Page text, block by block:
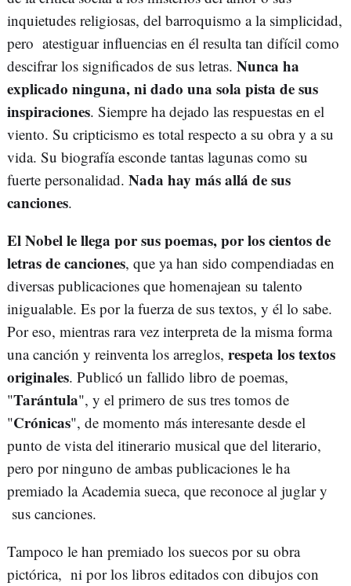
inquietudes religiosas, del barroquismo a la simplicidad,
pero atestiguar influencias en él resulta tan difícil como
descifrar los significados de sus letras. Nunca ha
explicado ninguna, ni dado una sola pista de sus
inspiraciones. Siempre ha dejado las respuestas en el
viento. Su cripticismo es total respecto a su obra y a su
vida. Su biografía esconde tantas lagunas como su
fuerte personalidad. Nada hay más allá de sus
canciones.
El Nobel le llega por sus poemas, por los cientos de
letras de canciones, que ya han sido compendiadas en
diversas publicaciones que homenajean su talento
inigualable. Es por la fuerza de sus textos, y él lo sabe.
Por eso, mientras rara vez interpreta de la misma forma
una canción y reinventa los arreglos, respeta los textos
originales. Publicó un fallido libro de poemas,
"Tarántula", y el primero de sus tres tomos de
"Crónicas", de momento más interesante desde el
punto de vista del itinerario musical que del literario,
pero por ninguno de ambas publicaciones le ha
premiado la Academia sueca, que reconoce al juglar y
sus canciones.
Tampoco le han premiado los suecos por su obra
pictórica, ni por los libros editados con dibujos con